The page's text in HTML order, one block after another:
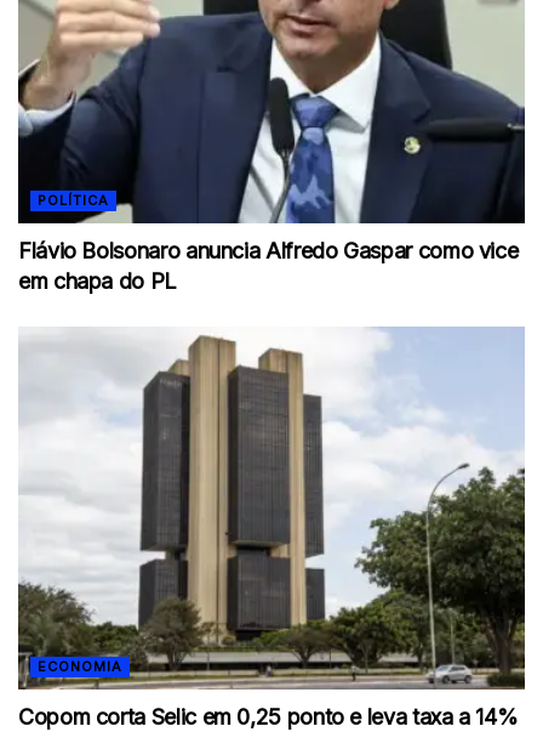
POLÍTICA
Flávio Bolsonaro anuncia Alfredo Gaspar como vice
em chapa do PL
ECONOMIA
Copom corta Selic em 0,25 ponto e leva taxa a 14%